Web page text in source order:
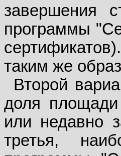
завершения
программы
таким же
Второй
доля
или недавно
третья,